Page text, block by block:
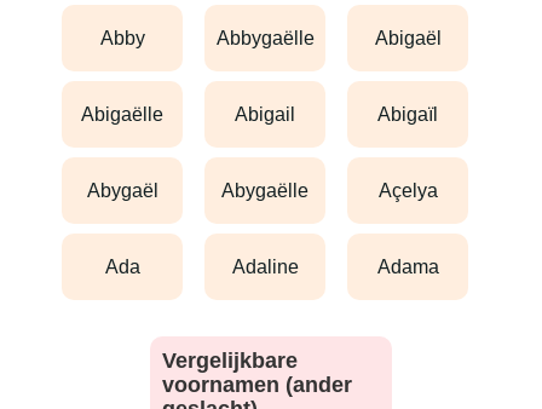
abby abbygaëlle abigaël
abigaëlle abigail abigaïl
abygaël abygaëlle açelya
ada adaline adama
Vergelijkbare
voornamen (ander